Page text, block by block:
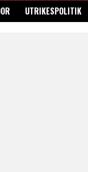
UTRIKESPOLITIK